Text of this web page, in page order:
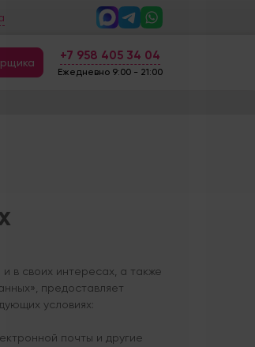
+7 958 405 34 04
Ежедневно 9:00 - 21:00
и в своих интересах, а также
предоставляет
условиях:
почты и другие